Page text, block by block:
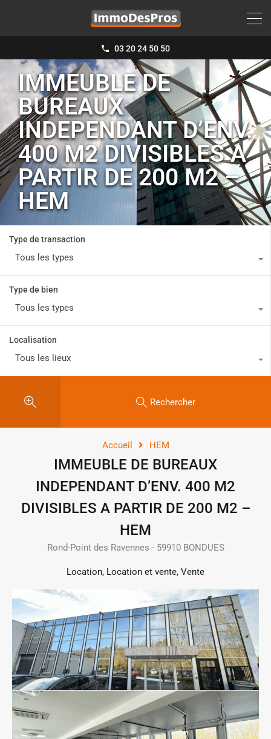
03 20 24 50 50
IMMEUBLE DE
BUREAUX
INDEPENDANT D’ENV.
400 M2 DIVISIBLES A
PARTIR DE 200 M2 –
HEM
Type de transaction
Tous les types
Type de bien
Tous les types
Localisation
Tous les lieux
Rechercher
Accueil HEM
IMMEUBLE DE BUREAUX
INDEPENDANT D’ENV. 400 M2
DIVISIBLES A PARTIR DE 200 M2 –
HEM
Rond-Point des Ravennes - 59910 BONDUES
Location, Location et vente, Vente